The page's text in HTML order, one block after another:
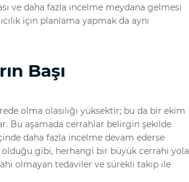
ve daha fazla incelme meydana gelmesi
için planlama yapmak da aynı
Başı
olma olasılığı yüksektir; bu da bir ekim
Bu aşamada cerrahlar belirgin şekilde
daha fazla incelme devam ederse
gibi, herhangi bir büyük cerrahi yola
olmayan tedaviler ve sürekli takip ile